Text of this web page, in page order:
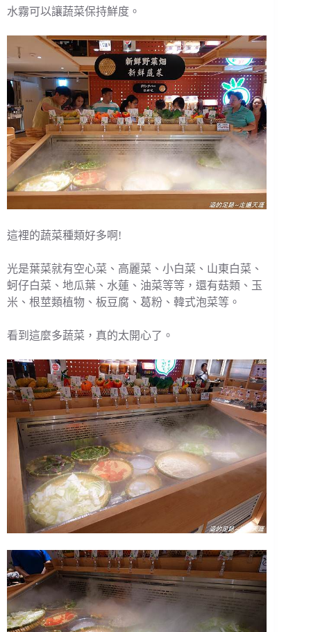
水霧可以讓蔬菜保持鮮度。
這裡的蔬菜種類好多啊!
光是葉菜就有空心菜、高麗菜、小白菜、山東白菜、
蚵仔白菜、地瓜葉、水蓮、油菜等等，還有菇類、玉
米、根莖類植物、板豆腐、葛粉、韓式泡菜等。
看到這麼多蔬菜，真的太開心了。